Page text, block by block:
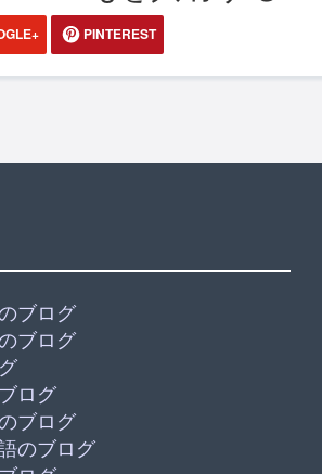
PINTEREST
ブログ
ブログ
ログ
ブログ
のブログ